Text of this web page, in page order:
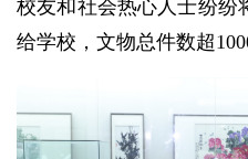
校友和社会热心人士纷纷
给学校，文物总件数超